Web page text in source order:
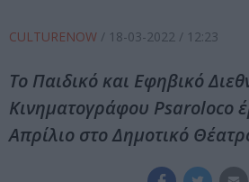
CULTURENOW / 18-03-2022 / 12:23
Το Παιδικό και Εφηβικό
Κινηματογράφου Psaroloco
Απρίλιο στο Δημοτικό